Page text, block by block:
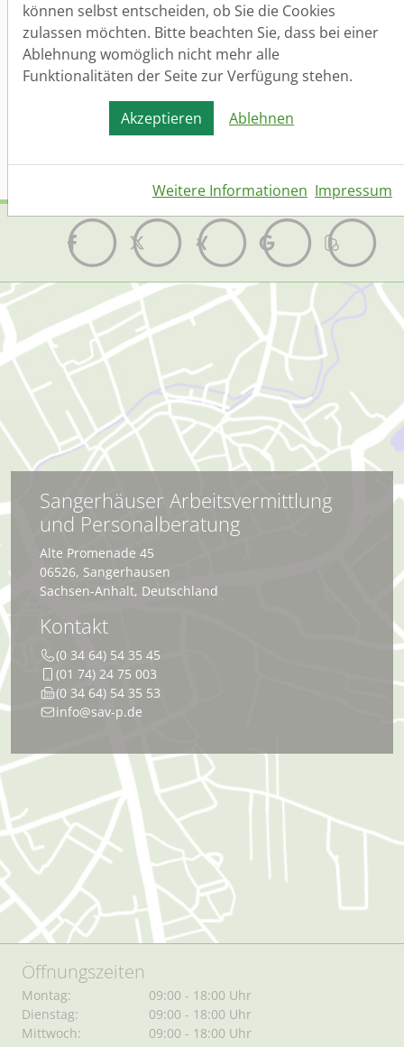
Datenschutz (*)
Ja, ich habe dieDatenschutzerklärung
und bin damit einverstanden.
Sangerhäuser Arbeitsvermittlung
und Personalberatung
Alte Promenade 45
06526, Sangerhausen
Sachsen-Anhalt, Deutschland
Kontakt
(0 34 64) 54 35 45
(01 74) 24 75 003
(0 34 64) 54 35 53
info@sav-p.de
Öffnungszeiten
Montag:
09:00 - 18:00 Uhr
Dienstag:
09:00 - 18:00 Uhr
Mittwoch:
09:00 - 18:00 Uhr
können selbst entscheiden, ob Sie die Cookies
zulassen möchten. Bitte beachten Sie, dass bei einer
Ablehnung womöglich nicht mehr alle
Funktionalitäten der Seite zur Verfügung stehen.
Akzeptieren Ablehnen
Weitere Informationen Impressum